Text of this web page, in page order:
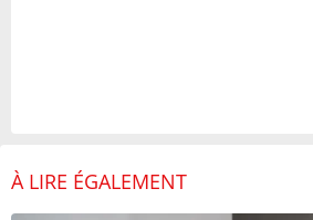
À LIRE ÉGALEMENT